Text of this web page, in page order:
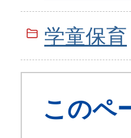
学童保育
このペ